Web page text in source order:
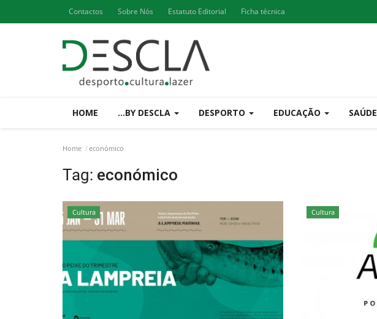
Contactos Sobre Nós Estatuto Editorial Ficha técnica
HOME ...BY DESCLA DESPORTO EDUCAÇÃO SAÚDE
Home económico
Tag: económico
Cultura Cultura